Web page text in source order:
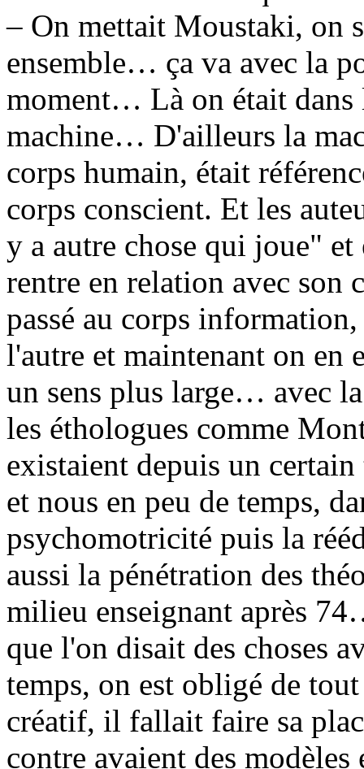
– On mettait Moustaki, on
ensemble… ça va avec la
moment… Là on était dans
machine… D'ailleurs la
corps humain, était
corps conscient. Et les
y a autre chose qui joue"
rentre en relation avec son
passé au corps
l'autre et maintenant on en
un sens plus large… avec
les éthologues comme
existaient depuis un
et nous en peu de temps,
psychomotricité puis la
aussi la pénétration des
milieu enseignant après
que l'on disait des choses
temps, on est obligé de
créatif, il fallait faire sa
contre avaient des